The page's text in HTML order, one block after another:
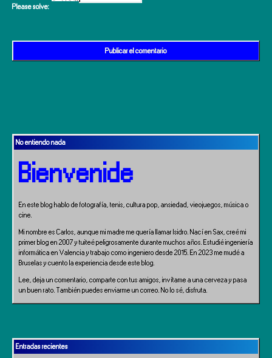
Please solve:
No entiendo nada
Bienvenide
En este blog hablo de fotografía, tenis, cultura pop, ansiedad, vieojuegos, música o
cine.
Mi nombre es Carlos, aunque mi madre me quería llamar Isidro. Nací en Sax, creé mi
primer blog en 2007 y tuiteé peligrosamente durante muchos años. Estudié ingeniería
informática en Valencia y trabajo como ingeniero desde 2015. En 2023 me mudé a
Bruselas y cuento la experiencia desde este blog.
Lee, deja un comentario, comparte con tus amigos, invítame a una cerveza y pasa
un buen rato. También puedes enviarme un correo. No lo sé, disfruta.
Entradas recientes